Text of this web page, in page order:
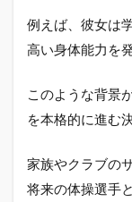
と話
題の
宮田
さん
ロフ
ルや
を総
例えば、彼女は
高い身体能力を
このような背景
を本格的に進む
家族やクラブの
将来の体操選手